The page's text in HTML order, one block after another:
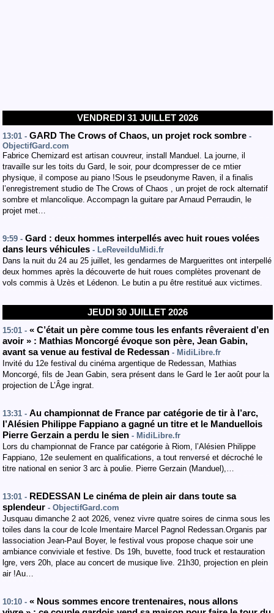
VENDREDI 31 JUILLET 2026
13:01 - GARD The Crows of Chaos, un projet rock sombre -
ObjectifGard.com
Fabrice Chemizard est artisan couvreur, install Manduel. La journe, il
travaille sur les toits du Gard, le soir, pour dcompresser de ce mtier
physique, il compose au piano !Sous le pseudonyme Raven, il a finalis
l’enregistrement studio de The Crows of Chaos , un projet de rock alternatif
sombre et mlancolique. Accompagn la guitare par Arnaud Perraudin, le
projet met…
9:59 - Gard : deux hommes interpellés avec huit roues volées
dans leurs véhicules - LeReveilduMidi.fr
Dans la nuit du 24 au 25 juillet, les gendarmes de Marguerittes ont interpellé
deux hommes après la découverte de huit roues complètes provenant de
vols commis à Uzès et Lédenon. Le butin a pu être restitué aux victimes.
JEUDI 30 JUILLET 2026
15:01 - « C’était un père comme tous les enfants rêveraient d’en
avoir » : Mathias Moncorgé évoque son père, Jean Gabin,
avant sa venue au festival de Redessan - MidiLibre.fr
Invité du 12e festival du cinéma argentique de Redessan, Mathias
Moncorgé, fils de Jean Gabin, sera présent dans le Gard le 1er août pour la
projection de L’Âge ingrat.
13:31 - Au championnat de France par catégorie de tir à l’arc,
l’Alésien Philippe Fappiano a gagné un titre et le Manduellois
Pierre Gerzain a perdu le sien - MidiLibre.fr
Lors du championnat de France par catégorie à Riom, l’Alésien Philippe
Fappiano, 12e seulement en qualifications, a tout renversé et décroché le
titre national en senior 3 arc à poulie. Pierre Gerzain (Manduel),…
13:01 - REDESSAN Le cinéma de plein air dans toute sa
splendeur - ObjectifGard.com
Jusquau dimanche 2 aot 2026, venez vivre quatre soires de cinma sous les
toiles dans la cour de lcole lmentaire Marcel Pagnol Redessan.Organis par
lassociation Jean-Paul Boyer, le festival vous propose chaque soir une
ambiance conviviale et festive. Ds 19h, buvette, food truck et restauration
lgre, vers 20h, place au concert de musique live. 21h30, projection en plein
air !Au…
10:10 - « Nous sommes encore trentenaires, nous allons